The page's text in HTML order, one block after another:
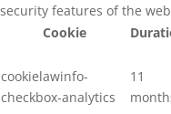
security features of the
Cookie
cookielawinfo-
checkbox-analytics
11